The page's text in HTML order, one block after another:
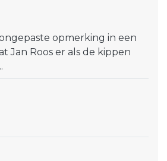
opmerking in een
Jan Roos er als de kippen